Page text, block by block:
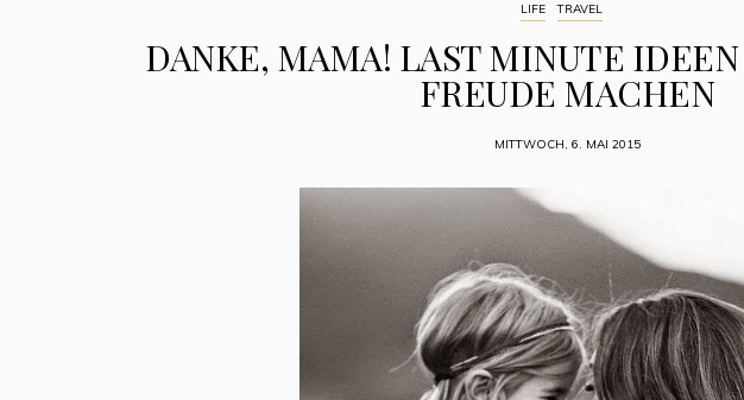
LIFE TRAVEL
DANKE, MAMA! LAST MINUTE
FREUDE MACHEN
MITTWOCH, 6. MAI 2015